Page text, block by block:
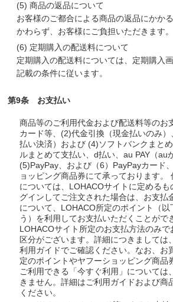
(5) 商品の返品について
お客様のご都合による商品の返品にかか
かわらず、お客様にご負担いただきます。
(6) 定期購入の配送料について
定期購入の配送料については、定期購入
記載の条件に従います。
第9条 お支払い
商品等のご利用代金および配送料等のお
カード等、(2)代金引換（現金払いのみ
払い決済）および (4)ソフトバンクまと
ルまとめて支払い、d払い、au PAY（au
(5)PayPay、および（6）PayPayカード
ョッピング商品券にて承っております。
については、LOHACOサイトに定めるも
グインしてご注文された場合は、お支払
について、LOHACO所定のポイント（
う）を利用してお支払いただくことがで
LOHACOサイト所定のお支払方法のみ
区分がございます。詳細につきましては
利用ガイドでご確認ください。なお、お
定のポイントやヤフーショッピング商品
ご利用できる「今すぐ利用」については
きません。詳細はご利用ガイドおよび商
ください。